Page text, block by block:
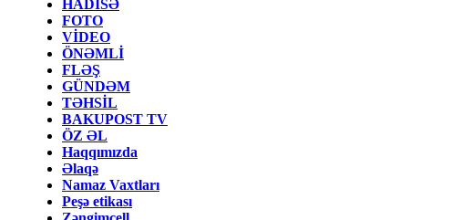
HADİSƏ
FOTO
VİDEO
ÖNƏMLİ
FLƏŞ
GÜNDƏM
TƏHSİL
BAKUPOST TV
ÖZ ƏL
Haqqımızda
Əlaqə
Namaz Vaxtları
Peşə etikası